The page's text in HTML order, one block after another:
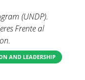
(UNDP).
Frente al
AND LEADERSHIP